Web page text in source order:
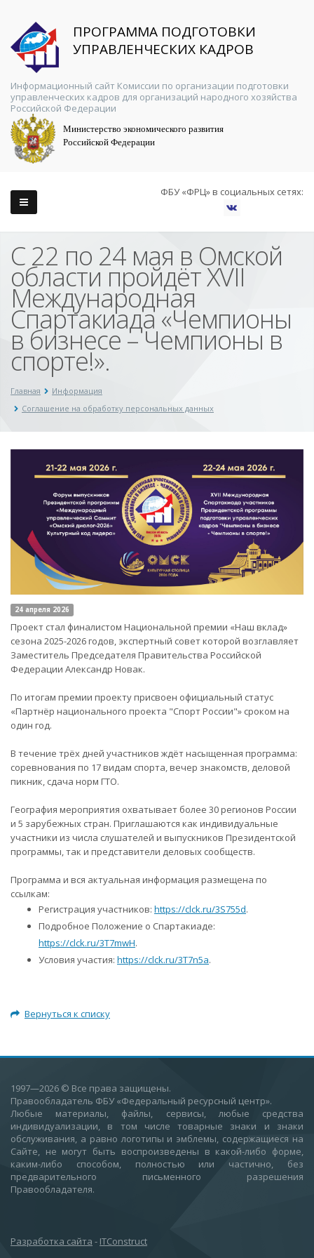
ПРОГРАММА ПОДГОТОВКИ
УПРАВЛЕНЧЕСКИХ КАДРОВ
Информационный сайт Комиссии по организации подготовки
управленческих кадров для организаций народного хозяйства
Российской Федерации
Министерство экономического развития
Российской Федерации
ФБУ «ФРЦ» в социальных сетях:
С 22 по 24 мая в Омской
области пройдёт XVII
Международная
Спартакиада «Чемпионы
в бизнесе – Чемпионы в
спорте!».
Главная
Информация
Соглашение на обработку персональных данных
24 апреля 2026
Проект стал финалистом Национальной премии «Наш вклад»
сезона 2025-2026 годов, экспертный совет которой возглавляет
Заместитель Председателя Правительства Российской
Федерации Александр Новак.
По итогам премии проекту присвоен официальный статус
«Партнёр национального проекта "Спорт России"» сроком на
один год.
В течение трёх дней участников ждёт насыщенная программа:
соревнования по 17 видам спорта, вечер знакомств, деловой
пикник, сдача норм ГТО.
География мероприятия охватывает более 30 регионов России
и 5 зарубежных стран. Приглашаются как индивидуальные
участники из числа слушателей и выпускников Президентской
программы, так и представители деловых сообществ.
Программа и вся актуальная информация размещена по
ссылкам:
Регистрация участников: https://clck.ru/3S755d.
Подробное Положение о Спартакиаде:
https://clck.ru/3T7mwH.
Условия участия: https://clck.ru/3T7n5a.
Вернуться к списку
1997—2026 © Все права защищены.
Правообладатель ФБУ «Федеральный ресурсный центр».
Любые материалы, файлы, сервисы, любые средства
индивидуализации, в том числе товарные знаки и знаки
обслуживания, а равно логотипы и эмблемы, содержащиеся на
Сайте, не могут быть воспроизведены в какой-либо форме,
каким-либо способом, полностью или частично, без
предварительного письменного разрешения
Правообладателя.
Разработка сайта - ITConstruct